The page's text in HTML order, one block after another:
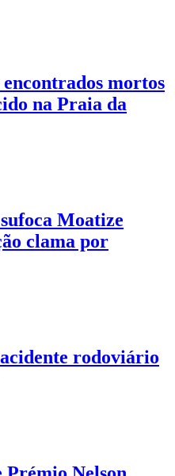
encontrados mortos
na Praia da
Moatize
clama por
rodoviário